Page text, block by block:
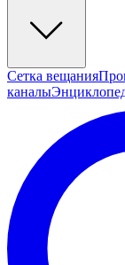
Сетка вещания
каналы